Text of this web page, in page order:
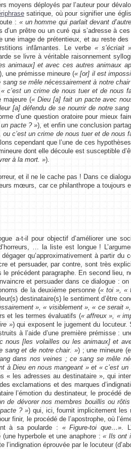
déployés par l’auteur pour
satirique, où pour signifier une
: « un homme qui parlait devant
d’un prêtre ou un curé qui s’adresse à
une image de prétentieux, et au reste des
infâmantes. Le verbe« s’écriait »
se livre à véritable raisonnement
animaux] et avec ces autres animaux
), une prémisse mineure (« [or] il est
se mêle nécessairement à notre
c’est un crime de nous tuer et de nous
majeure (« Dieu [a] fait un pacte avec
[a] défendu de se nourrir de notre
d’une question oratoire pour mieux
pacte ? »), et enfin une conclusion
c’est un crime de nous tuer et de nous
cependant que l’une de ces
dont elle découle est susceptible
à la mort. »).
et il ne le cache pas ! Dans ce
mœurs, car ce philanthrope a toujours
t-il pour objectif d’améliorer une
… la liste est longue !
qu’approximativement à partir
et persuader, par contre, sont très
précédent paragraphe. En second lieu,
et persuader dans ce dialogue :
de la deuxième personne (« toi », «
destinataire(s) le sentiment d’être
», « visiblement », « ce serait
et les termes évaluatifs (« affreux », «
») qui exposent le jugement du
à l’aide d’une première prémisse :
nous [les volailles ou les animaux] et
sang et de notre chair. ») ; une mineure
dans nos veines ; ce sang se mêle
à Dieu en nous mangeant » et « c’est
« les adresses au destinataire », qui
exclamations et des marques
l’émotion du destinateur, le procédé
de dévorer nos membres bouillis ou
? ») qui, ici, fournit implicitement les
finir, le procédé de l’apostrophe, où
à sa poularde : « Figure-toi que…».
(une hyperbole et une anaphore :« Ils ont
l’indignation éprouvée par le locuteur